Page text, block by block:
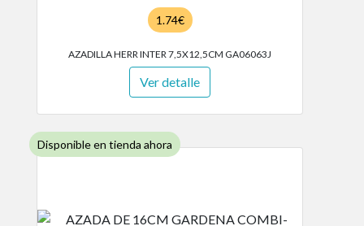
1.74€
AZADILLA HERR INTER 7,5X12,5CM GA06063J
Ver detalle
Disponible en tienda ahora